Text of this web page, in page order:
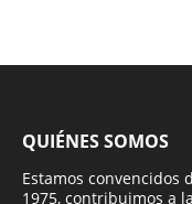
QUIÉNES SOMOS
Estamos convencidos
1975, contribuimos a